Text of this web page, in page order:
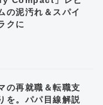
の泥汚れ＆スパイ
クに
の再就職＆転職支
を。パパ目線解説